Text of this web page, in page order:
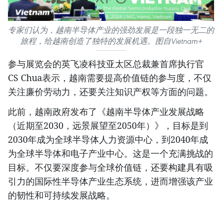
专家们认为，越南半导体产业的强劲发展是一段独一无二的
旅程，给越南创造了独特的发展机遇。图自Vietnam+
参与展览会的英飞凌科技亚太区总裁兼首席执行官
CS Chua表示，越南需要提高价值链的参与度，不仅
关注廉价劳动力，还要关注知识产权等方面的问题。
此前，越南政府发布了《越南半导体产业发展战略
（近期至2030，远景展望至2050年）》，目标是到
2030年成为全球半导体人力资源中心，到2040年成
为全球半导体和电子产业中心。这是一个充满挑战的
目标。不仅要深度参与全球价值链，还要构建具有吸
引力的国际性半导体产业生态系统，进而增强该产业
的韧性和可持续发展战略。